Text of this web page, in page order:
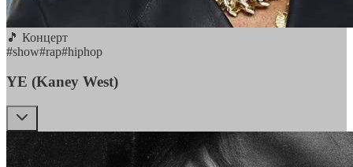
🎵 Концерт
#show#rap#hiphop
YE (Kaney West)